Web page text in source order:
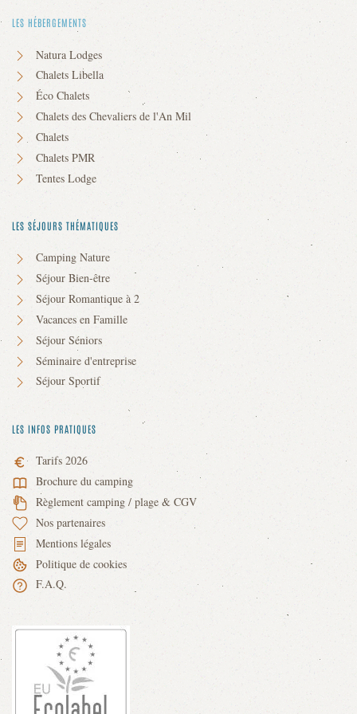
LES HÉBERGEMENTS
Natura Lodges
Chalets Libella
Éco Chalets
Chalets des Chevaliers de l'An Mil
Chalets
Chalets PMR
Tentes Lodge
LES SÉJOURS THÉMATIQUES
Camping Nature
Séjour Bien-être
Séjour Romantique à 2
Vacances en Famille
Séjour Séniors
Séminaire d'entreprise
Séjour Sportif
LES INFOS PRATIQUES
Tarifs 2026
Brochure du camping
Règlement camping / plage & CGV
Nos partenaires
Mentions légales
Politique de cookies
F.A.Q.